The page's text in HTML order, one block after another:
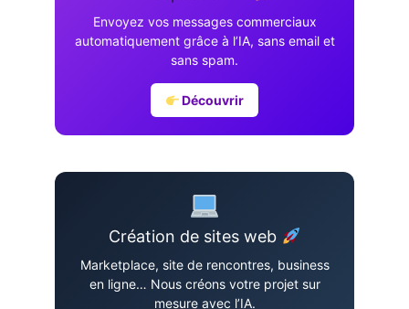
Envoyez vos messages commerciaux
automatiquement grâce à l’IA, sans email et
sans spam.
Découvrir
Création de sites web
Marketplace, site de rencontres, business
en ligne… Nous créons votre projet sur
mesure avec l’IA.